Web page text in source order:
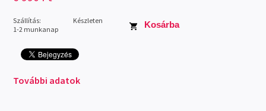
Szállítás:
1-2 munkanap
Készleten Kosárba
További adatok